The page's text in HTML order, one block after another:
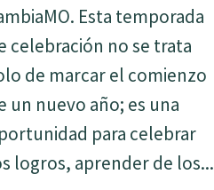
Esta temporada
celebración no se trata
de marcar el comienzo
un nuevo año; es una
para celebrar
logros, aprender de los...